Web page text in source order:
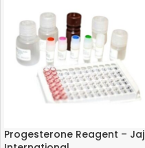
Progesterone Reagent – Jaj